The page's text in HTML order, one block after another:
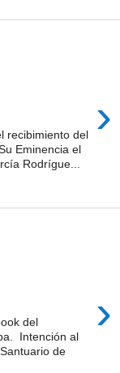
›
recibimiento del
Eminencia el
Rodrígue...
›
del
Intención al
de